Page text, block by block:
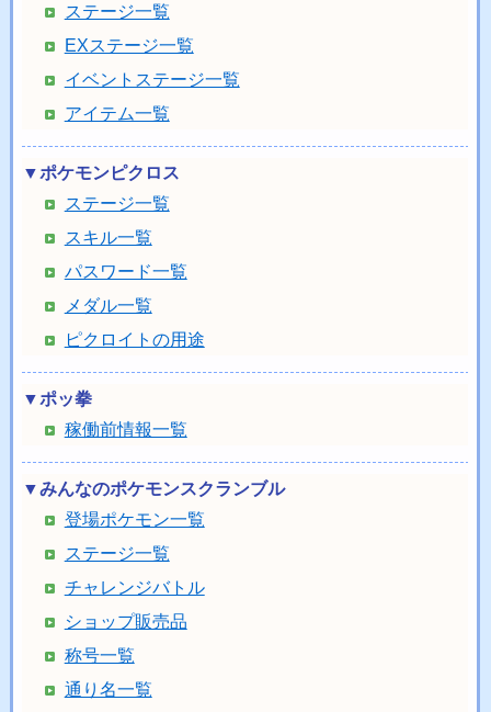
ステージ一覧
EXステージ一覧
イベントステージ一覧
アイテム一覧
▼ポケモンピクロス
ステージ一覧
スキル一覧
パスワード一覧
メダル一覧
ピクロイトの用途
▼ポッ拳
稼働前情報一覧
▼みんなのポケモンスクランブル
登場ポケモン一覧
ステージ一覧
チャレンジバトル
ショップ販売品
称号一覧
通り名一覧